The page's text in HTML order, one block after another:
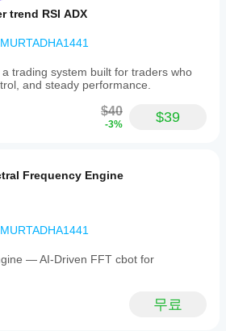
trend RSI ADX
MURTADHA1441
trading system built for traders who
and steady performance.
$40
-3% $39
Frequency Engine
MURTADHA1441
— AI-Driven FFT cbot for
무료